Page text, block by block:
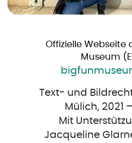
Offizielle Webseite
Museum
Text- und
Mülich, 2021
Mit
Jacqueline